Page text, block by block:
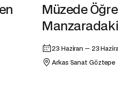
Müzede
23 Haziran — 23
Arkas Sanat Göztepe